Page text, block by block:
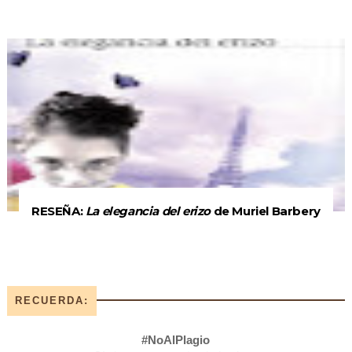
RESEÑA: La elegancia del erizode Muriel Barbery
RECUERDA:
#NoAlPlagio